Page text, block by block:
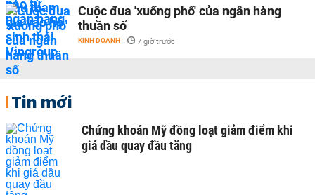
Cuộc đua 'xuống phố' của ngân hàng
thuần số
KINH DOANH - 7 giờ trước
Tin mới
Chứng khoán Mỹ đồng loạt giảm điểm khi
giá dầu quay đầu tăng